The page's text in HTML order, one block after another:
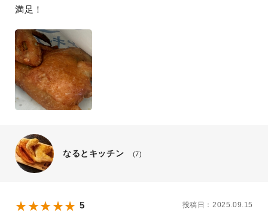
満足！
なるとキッチン (7)
5 投稿日：2025.09.15